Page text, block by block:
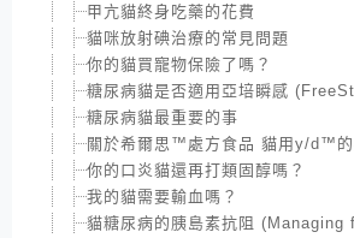
甲亢貓終身吃藥的花費
貓咪放射碘治療的常見問題
你的貓買寵物保險了嗎？
糖尿病貓是否適用亞培瞬感
糖尿病貓最重要的事
關於希爾思™處方食品 貓用y/d™的
你的口炎貓還再打類固醇嗎？
我的貓需要輸血嗎？
貓糖尿病的胰島素抗阻